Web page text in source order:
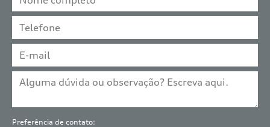
Preferência de contato: